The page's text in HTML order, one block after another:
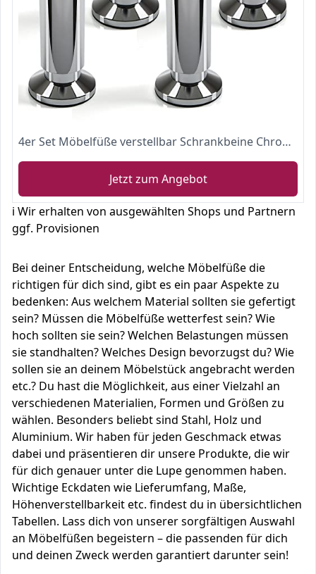
4er Set Möbelfüße verstellbar Schrankbeine Chrom poliert, belastbar bis 250 Kg, Höhe: 120 mm von SO-TECH
Jetzt zum Angebot
ℹ️ Wir erhalten von ausgewählten Shops und Partnern
ggf. Provisionen
Bei deiner Entscheidung, welche Möbelfüße die
richtigen für dich sind, gibt es ein paar Aspekte zu
bedenken: Aus welchem Material sollten sie gefertigt
sein? Müssen die Möbelfüße wetterfest sein? Wie
hoch sollten sie sein? Welchen Belastungen müssen
sie standhalten? Welches Design bevorzugst du? Wie
sollen sie an deinem Möbelstück angebracht werden
etc.? Du hast die Möglichkeit, aus einer Vielzahl an
verschiedenen Materialien, Formen und Größen zu
wählen. Besonders beliebt sind Stahl, Holz und
Aluminium. Wir haben für jeden Geschmack etwas
dabei und präsentieren dir unsere Produkte, die wir
für dich genauer unter die Lupe genommen haben.
Wichtige Eckdaten wie Lieferumfang, Maße,
Höhenverstellbarkeit etc. findest du in übersichtlichen
Tabellen. Lass dich von unserer sorgfältigen Auswahl
an Möbelfüßen begeistern – die passenden für dich
und deinen Zweck werden garantiert darunter sein!